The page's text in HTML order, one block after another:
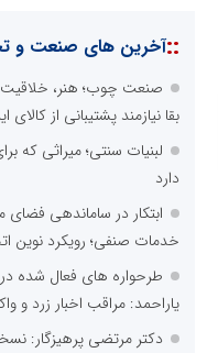
::آخرین های صنعت و
صنعت چوب؛ هنر، خلاقیت
بقا نیازمند پشتیبانی از کالای
لبنیات سنتی؛ میراثی که
دارد
ابتکار در ساماندهی
خدمات صنفی؛ رویکرد نوین
طرحواره های فعال شده
یاراحمد: مراقب اخبار زرد و
دکتر مرتضی پرهیزگار: